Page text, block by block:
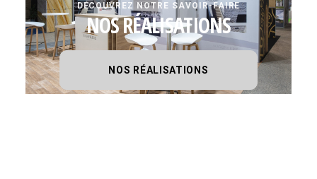
DÉCOUVREZ NOTRE SAVOIR-FAIRE
NOS RÉALISATIONS
NOS RÉALISATIONS